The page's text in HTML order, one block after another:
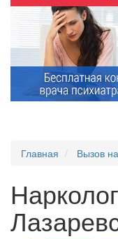
Главная Вызов